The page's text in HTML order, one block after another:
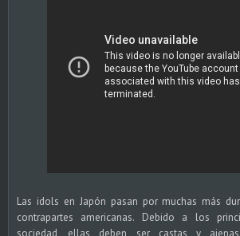
Las idols en Japón pasan por muchas más
contrapartes americanas. Debido a los
sociedad, ellas deben ser castas y